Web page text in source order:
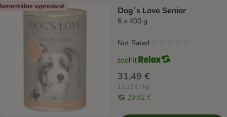
vypredané Dog´s Love Senior
6 x 400 g
31,49 €
13,12 € / kg
29,92 €
Not Rated